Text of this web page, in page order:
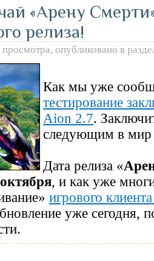
«Арену
релиза!
опубликовано в
Как мы уже
тестирование
Aion 2.7.
следующим в
Дата релиза «
, и как уже
игрового
уже сегодня,